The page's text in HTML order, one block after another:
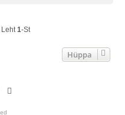
Leht1-st
Hüppa